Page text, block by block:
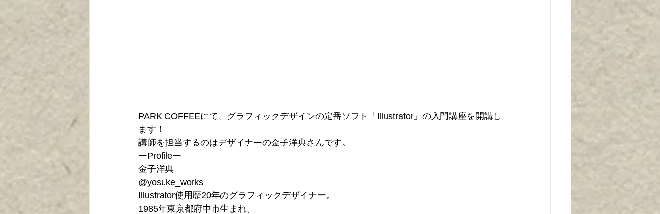
PARK COFFEEにて、グラフィックデザインの定番ソフト「Illustrator」の入門講座を開講し
ます！
講師を担当するのはデザイナーの金子洋典さんです。
ーProfileー
金子洋典
@yosuke_works
Illustrator使用歴20年のグラフィックデザイナー。
1985年東京都府中市生まれ。